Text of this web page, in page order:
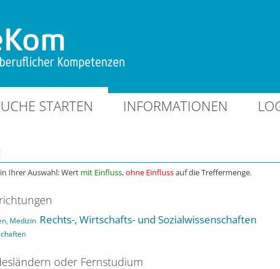
STARTEN INFORMATIONEN
Ihrer Auswahl: Wert mit Einfluss,ohne Einflussauf die Treffermenge.
Medizin Rechts-, Wirtschafts- und Sozialwissenschaften
oder Fernstudium